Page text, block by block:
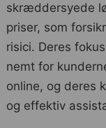
skræddersyede
priser, som
risici. Deres
nemt for
online, og deres
og effektiv